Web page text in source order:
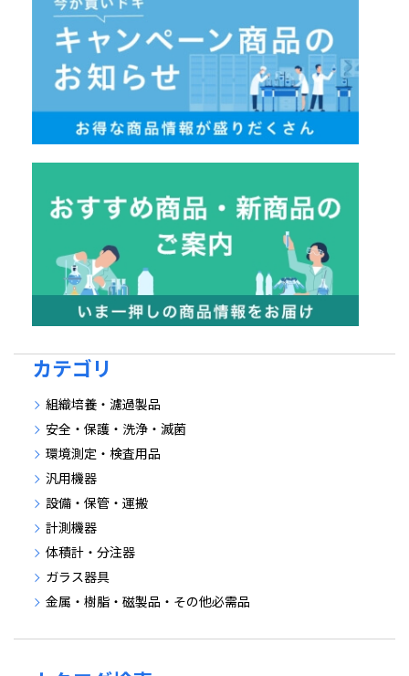
カテゴリ
組織培養・濾過製品
安全・保護・洗浄・滅菌
環境測定・検査用品
汎用機器
設備・保管・運搬
計測機器
体積計・分注器
ガラス器具
金属・樹脂・磁製品・その他必需品